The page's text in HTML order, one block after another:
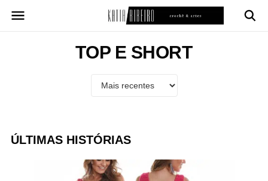
para
TOP E SHORT
ÚLTIMAS HISTÓRIAS